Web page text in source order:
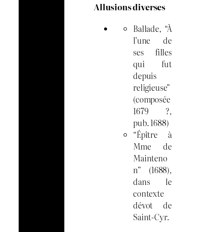
Allusions diverses
Ballade, “À
l’une de
ses filles
qui fut
depuis
religieuse”
(composée
1679 ?,
pub. 1688)
“Épître à
Mme de
Mainteno
n” (1688),
dans le
contexte
dévot de
Saint-Cyr.